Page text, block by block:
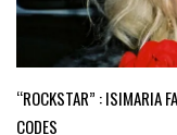
“ROCKSTAR” : ISIMARIA
CODES